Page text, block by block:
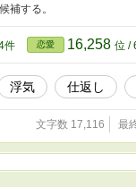
補する。
件 恋愛 16,258 位 /
浮気 仕返し
文字数 17,116 最